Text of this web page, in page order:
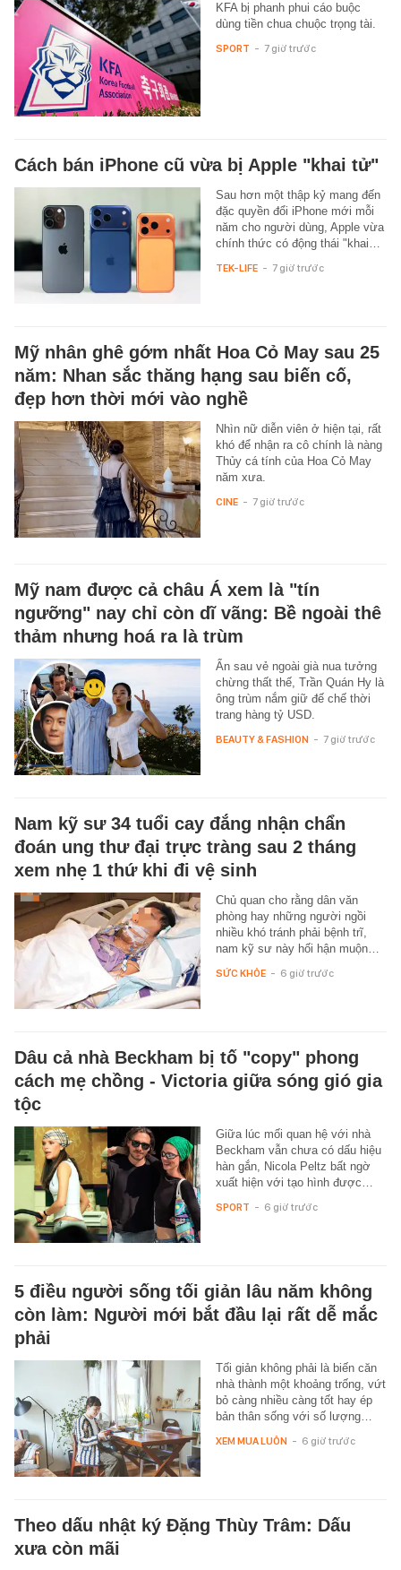
KFA bị phanh phui cáo buộc
dùng tiền chua chuộc trọng tài.
SPORT - 7 giờ trước
Cách bán iPhone cũ vừa bị Apple "khai tử"
Sau hơn một thập kỷ mang đến
đặc quyền đổi iPhone mới mỗi
năm cho người dùng, Apple vừa
chính thức có động thái "khai…
TEK-LIFE - 7 giờ trước
Mỹ nhân ghê gớm nhất Hoa Cỏ May sau 25
năm: Nhan sắc thăng hạng sau biến cố,
đẹp hơn thời mới vào nghề
Nhìn nữ diễn viên ở hiện tại, rất
khó để nhận ra cô chính là nàng
Thủy cá tính của Hoa Cỏ May
năm xưa.
CINE - 7 giờ trước
Mỹ nam được cả châu Á xem là "tín
ngưỡng" nay chỉ còn dĩ vãng: Bề ngoài thê
thảm nhưng hoá ra là trùm
Ẩn sau vẻ ngoài già nua tưởng
chừng thất thế, Trần Quán Hy là
ông trùm nắm giữ đế chế thời
trang hàng tỷ USD.
BEAUTY & FASHION - 7 giờ trước
Nam kỹ sư 34 tuổi cay đắng nhận chẩn
đoán ung thư đại trực tràng sau 2 tháng
xem nhẹ 1 thứ khi đi vệ sinh
Chủ quan cho rằng dân văn
phòng hay những người ngồi
nhiều khó tránh phải bệnh trĩ,
nam kỹ sư này hối hận muộn…
SỨC KHỎE - 6 giờ trước
Dâu cả nhà Beckham bị tố "copy" phong
cách mẹ chồng - Victoria giữa sóng gió gia
tộc
Giữa lúc mối quan hệ với nhà
Beckham vẫn chưa có dấu hiệu
hàn gắn, Nicola Peltz bất ngờ
xuất hiện với tạo hình được…
SPORT - 6 giờ trước
5 điều người sống tối giản lâu năm không
còn làm: Người mới bắt đầu lại rất dễ mắc
phải
Tối giản không phải là biến căn
nhà thành một khoảng trống, vứt
bỏ càng nhiều càng tốt hay ép
bản thân sống với số lượng…
XEM MUA LUÔN - 6 giờ trước
Theo dấu nhật ký Đặng Thùy Trâm: Dấu
xưa còn mãi